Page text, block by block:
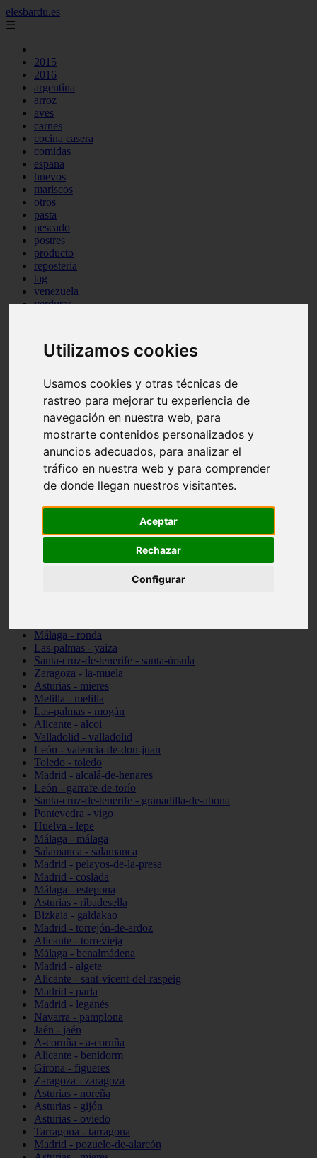
Utilizamos cookies
Usamos cookies y otras técnicas de
rastreo para mejorar tu experiencia de
navegación en nuestra web, para
mostrarte contenidos personalizados y
anuncios adecuados, para analizar el
tráfico en nuestra web y para comprender
de donde llegan nuestros visitantes.
Aceptar
Rechazar
Configurar
elesbardu.es
☰
2015
2016
argentina
arroz
aves
carnes
cocina casera
comidas
espana
huevos
mariscos
otros
pasta
pescado
postres
producto
reposteria
tag
venezuela
verduras
Teruel - sarrión
Cádiz - algodonales
Madrid - madrid
Asturias - oviedo
Cádiz - el-puerto-de-santa-maría
Asturias - aller
álava - vitoria-gasteiz
Málaga - marbella
Zaragoza - zaragoza
Barcelona - barcelona
Valencia - valencia
Toledo - seseña
Cantabria - val-de-san-vicente
Málaga - ronda
Las-palmas - yaiza
Santa-cruz-de-tenerife - santa-úrsula
Zaragoza - la-muela
Asturias - mieres
Melilla - melilla
Las-palmas - mogán
Alicante - alcoi
Valladolid - valladolid
León - valencia-de-don-juan
Toledo - toledo
Madrid - alcalá-de-henares
León - garrafe-de-torío
Santa-cruz-de-tenerife - granadilla-de-abona
Pontevedra - vigo
Huelva - lepe
Málaga - málaga
Salamanca - salamanca
Madrid - pelayos-de-la-presa
Madrid - coslada
Málaga - estepona
Asturias - ribadesella
Bizkaia - galdakao
Madrid - torrejón-de-ardoz
Alicante - torrevieja
Málaga - benalmádena
Madrid - algete
Alicante - sant-vicent-del-raspeig
Madrid - parla
Madrid - leganés
Navarra - pamplona
Jaén - jaén
A-coruña - a-coruña
Alicante - benidorm
Girona - figueres
Zaragoza - zaragoza
Asturias - noreña
Asturias - gijón
Asturias - oviedo
Tarragona - tarragona
Madrid - pozuelo-de-alarcón